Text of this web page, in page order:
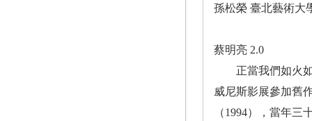
孫松榮 臺北藝術大
蔡明亮 2.0
正當我們如火如
威尼斯影展參加舊
（1994），當年